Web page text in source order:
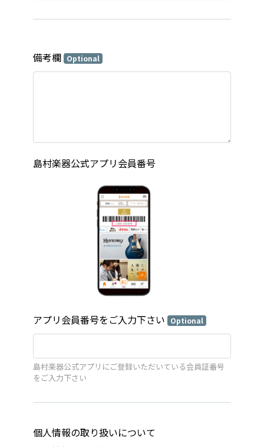
備考欄 Optional
島村楽器公式アプリ会員番号
アプリ会員番号をご入力下さい Optional
島村楽器公式アプリにご登録いただいている会員証番号
をご入力下さい
個人情報の取り扱いについて